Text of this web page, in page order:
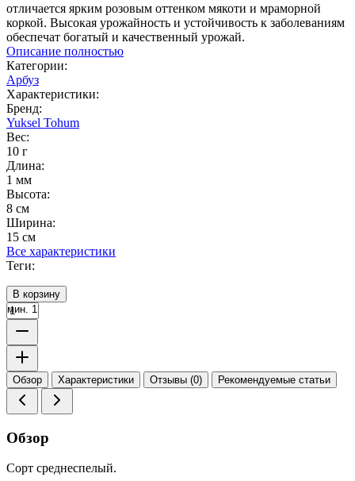
отличается ярким розовым оттенком мякоти и мраморной
коркой. Высокая урожайность и устойчивость к заболеваниям
обеспечат богатый и качественный урожай.
Описание полностью
Категории:
Арбуз
Характеристики:
Бренд:
Yuksel Tohum
Вес:
10 г
Длина:
1 мм
Высота:
8 см
Ширина:
15 см
Все характеристики
Теги:
В корзину
мин. 1
Обзор Характеристики Отзывы (0) Рекомендуемые статьи
Обзор
Сорт среднеспелый.